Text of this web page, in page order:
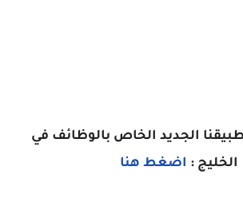
الجديد الخاص بالوظائف في
الخليج : اضغط هنا